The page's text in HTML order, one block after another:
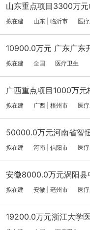
山东重点项目3300万
综合性大楼及其附属项
拟在建 山东 临沂市 医
10900.0万元 广东广东
再建-医疗-二级甲等项目
拟在建 全国 医疗卫生
广西重点项目1000万
期住院楼工程（工程筹
拟在建 广西 梧州市 医
50000.0万元河南省智
院项目
拟在建 河南 信阳市 医
安徽8000.0万元涡阳县
综合楼建设项目
拟在建 安徽 亳州市 医
19200.0万元浙江大学